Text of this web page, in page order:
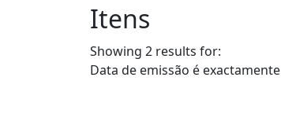
Itens
Showing 2 results for:
Data de emissão é exactamente